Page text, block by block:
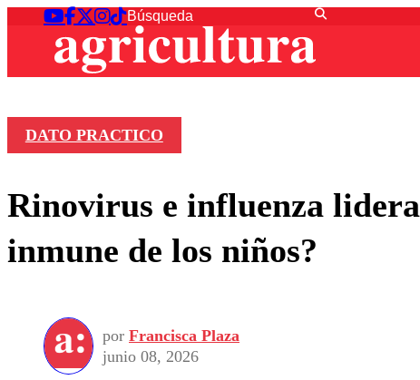
DATO PRACTICO
Rinovirus e influenza
inmune de los niños?
por Francisca Plaza
junio 08, 2026